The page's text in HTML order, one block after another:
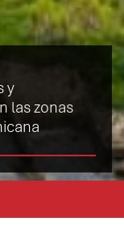
y
las zonas